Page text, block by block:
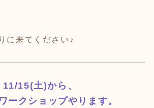
に来てください♪
11/15(土)から、
ークショップやります。